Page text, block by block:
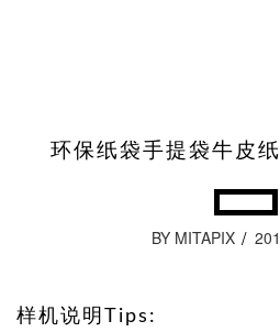
环保纸袋手提袋牛皮
BY MITAPIX
样机说明Tips: